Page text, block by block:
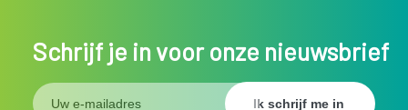
Schrijf je in voor onze nieuwsbrief